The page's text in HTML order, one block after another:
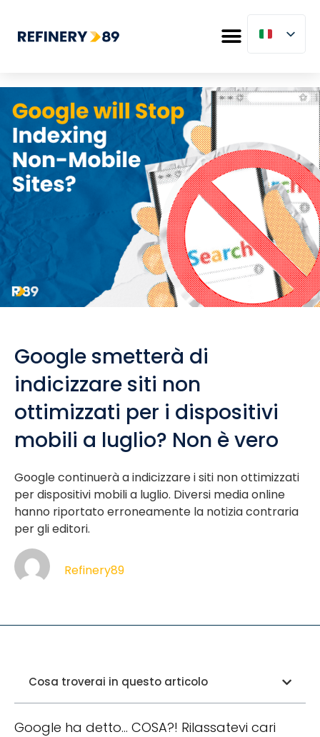
Google smetterà di
indicizzare siti non
ottimizzati per i dispositivi
mobili a luglio? Non è vero
Google continuerà a indicizzare i siti non ottimizzati
per dispositivi mobili a luglio. Diversi media online
hanno riportato erroneamente la notizia contraria
per gli editori.
Refinery89
Cosa troverai in questo articolo
Google ha detto... COSA?! Rilassatevi cari